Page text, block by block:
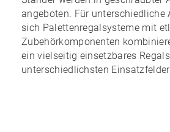
angeboten. Für unterschiedliche
sich Palettenregalsysteme mit
Zubehörkomponenten
einvielseitig einsetzbares
unterschiedlichsten